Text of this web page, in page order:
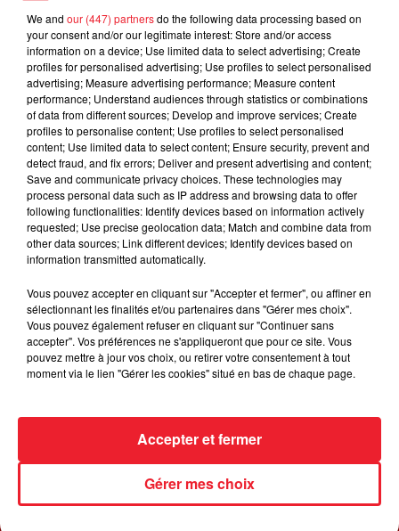
souhaitez l'afficher, merci de nous donner votre
accord en cliquant sur le bouton ci-dessous.
Afficher l'élément
Fan de la chanteuse, Kygo est l'un des rares artistes a
avoir eu l'autorisation d'utiliser un titre de Whitney
Houston à titre posthume. Higher Love est sorti en 1986
mais est très peu connu du public car le titre n'est
apparu qu'en bonus de l'édition japonaise deI'm Your
Baby Tonight,Kygo remet au gout du jour ce titre et on
adore retrouver la sublima voix de la diva Whitney
mélange deFameetFlashdance...
SORTIR EN ALSACE CONTACT
We and our (447) partnersdo the following data processing based on
your consent and/or our legitimate interest: Store and/or access
information on a device; Use limited data to select advertising; Create
profiles for personalised advertising; Use profiles to select personalised
advertising; Measure advertising performance; Measure content
performance; Understand audiences through statistics or combinations
of data from different sources; Develop and improve services; Create
profiles to personalise content; Use profiles to select personalised
content; Use limited data to select content; Ensure security, prevent and
detect fraud, and fix errors; Deliver and present advertising and content;
Save and communicate privacy choices. These technologies may
process personal data such as IP address and browsing data to offer
following functionalities: Identify devices based on information actively
requested; Use precise geolocation data; Match and combine data from
other data sources; Link different devices; Identify devices based on
information transmitted automatically.
Vous pouvez accepter en cliquant sur "Accepter et fermer", ou affiner en
sélectionnant les finalités et/ou partenaires dans "Gérer mes choix".
Vous pouvez également refuser en cliquant sur "Continuer sans
accepter". Vos préférences ne s'appliqueront que pour ce site. Vous
pouvez mettre à jour vos choix, ou retirer votre consentement à tout
moment via le lien "Gérer les cookies" situé en bas de chaque page.
Gérer mes choix
Accepter et fermer